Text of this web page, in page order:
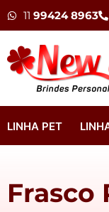
11 99424 8963
LINHA PET
Frasco